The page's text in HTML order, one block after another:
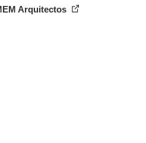
Arquitectos